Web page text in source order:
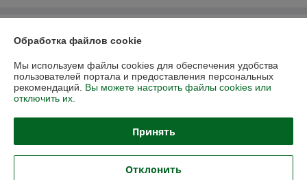
Контакты
Доставка и оплата
Полная версия сайта
Обработка файлов cookie
Мы используем файлы cookies для обеспечения удобства
пользователей портала и предоставления персональных
рекомендаций. Вы можете настроить файлы cookies или
отключить их.
Принять
Отклонить